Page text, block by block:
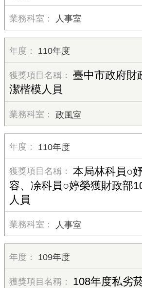
人事室
110年度
臺中市政府財
潔楷模人員
政風室
110年度
本局林科員○
容、凃科員○婷榮獲財政部
人員
人事室
109年度
108年度私劣